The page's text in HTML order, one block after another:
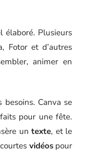
élaboré. Plusieurs
Fotor et d’autres
animer en
Canva se
pour une fête.
untexte, et le
vidéospour